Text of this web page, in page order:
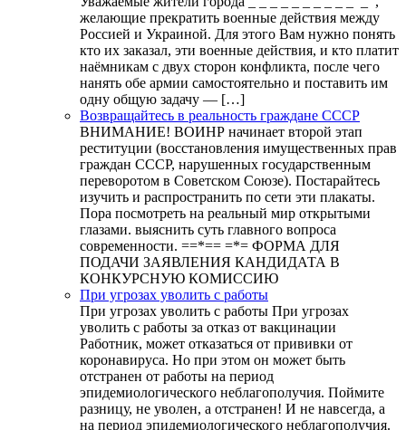
желающие прекратить военные действия между
Россией и Украиной. Для этого Вам нужно понять
кто их заказал, эти военные действия, и кто платит
наёмникам с двух сторон конфликта, после чего
нанять обе армии самостоятельно и поставить им
одну общую задачу — […]
Возвращайтесь в реальность граждане СССР
ВНИМАНИЕ! ВОИНР начинает второй этап
реституции (восстановления имущественных прав
граждан СССР, нарушенных государственным
переворотом в Советском Союзе). Постарайтесь
изучить и распространить по сети эти плакаты.
Пора посмотреть на реальный мир открытыми
глазами. выяснить суть главного вопроса
современности. ==*== =*= ФОРМА ДЛЯ
ПОДАЧИ ЗАЯВЛЕНИЯ КАНДИДАТА В
КОНКУРСНУЮ КОМИССИЮ
При угрозах уволить с работы
При угрозах уволить с работы При угрозах
уволить с работы за отказ от вакцинации
Работник, может отказаться от прививки от
коронавируса. Но при этом он может быть
отстранен от работы на период
эпидемиологического неблагополучия. Поймите
разницу, не уволен, а отстранен! И не навсегда, а
на период эпидемиологического неблагополучия.